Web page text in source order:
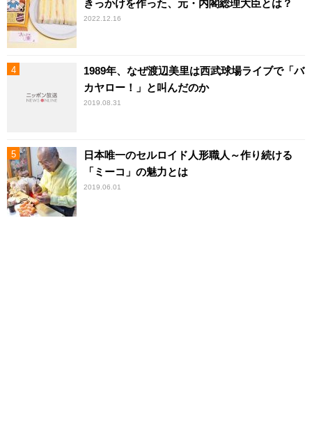
きっかけを作った、元・内閣総理大臣とは？
2022.12.16
1989年、なぜ渡辺美里は西武球場ライブで「バ
カヤロー！」と叫んだのか
2019.08.31
日本唯一のセルロイド人形職人～作り続ける
「ミーコ」の魅力とは
2019.06.01